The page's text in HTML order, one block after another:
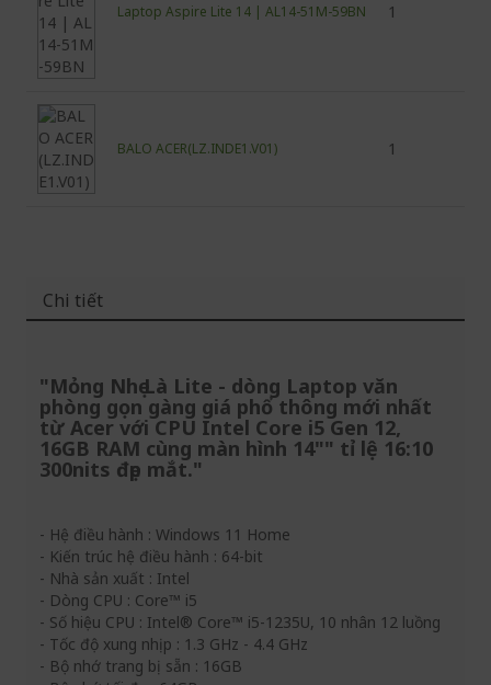
Laptop Aspire Lite 14 | AL14-51M-59BN 1
BALO ACER(LZ.INDE1.V01) 1
Chi tiết
"Mỏng Nhẹ Là Lite - dòng Laptop văn
phòng gọn gàng giá phổ thông mới nhất
từ Acer với CPU Intel Core i5 Gen 12,
16GB RAM cùng màn hình 14"" tỉ lệ 16:10
300nits đẹp mắt."
- Hệ điều hành : Windows 11 Home
- Kiến trúc hệ điều hành : 64-bit
- Nhà sản xuất : Intel
- Dòng CPU : Core™ i5
- Số hiệu CPU : Intel® Core™ i5-1235U, 10 nhân 12 luồng
- Tốc độ xung nhịp : 1.3 GHz - 4.4 GHz
- Bộ nhớ trang bị sẵn : 16GB